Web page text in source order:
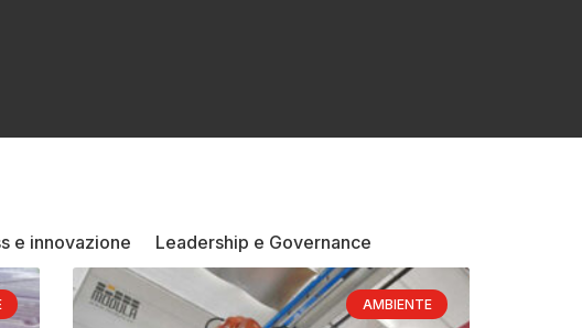
e innovazione Leadership e Governance
AMBIENTE